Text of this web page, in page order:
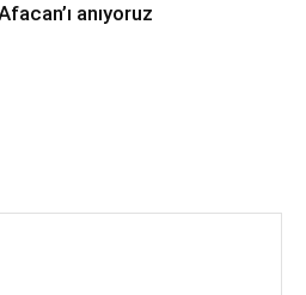
anıyoruz